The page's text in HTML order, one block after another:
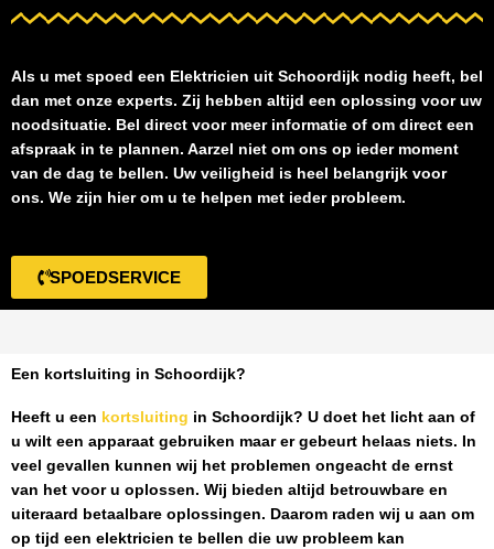
Als u met spoed een Elektricien uit Schoordijk nodig heeft, bel
dan met onze experts. Zij hebben altijd een oplossing voor uw
noodsituatie. Bel direct voor meer informatie of om direct een
afspraak in te plannen. Aarzel niet om ons op ieder moment
van de dag te bellen. Uw veiligheid is heel belangrijk voor
ons. We zijn hier om u te helpen met ieder probleem.
SPOEDSERVICE
Een kortsluiting in Schoordijk?
Heeft u een kortsluiting in Schoordijk? U doet het licht aan of
u wilt een apparaat gebruiken maar er gebeurt helaas niets. In
veel gevallen kunnen wij het problemen ongeacht de ernst
van het voor u oplossen. Wij bieden altijd betrouwbare en
uiteraard betaalbare oplossingen. Daarom raden wij u aan om
op tijd een elektricien te bellen die uw probleem kan